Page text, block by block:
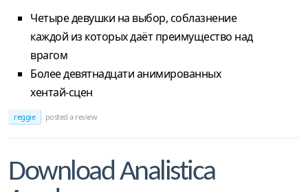
Четыре девушки на выбор, соблазнение
каждой из которых даёт преимущество над
врагом
Более девятнадцати анимированных
хентай-сцен
reggie posted a review
Download Analistica